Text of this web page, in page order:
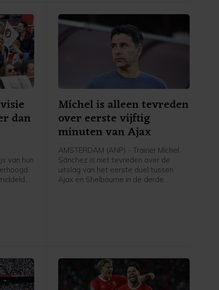
dan
van hun
Míchel is alleen tevreden
over eerste vijftig
minuten van Ajax
AMSTERDAM (ANP) - Trainer Míchel
Sánchez is niet tevreden over de
uitslag van het eerste duel tussen
Ajax en Shelbourne in de derde
een counter. Dat was niet goed."